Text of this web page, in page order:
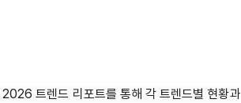
2026 트렌드 리포트를 통해 각 트렌드별 현황과